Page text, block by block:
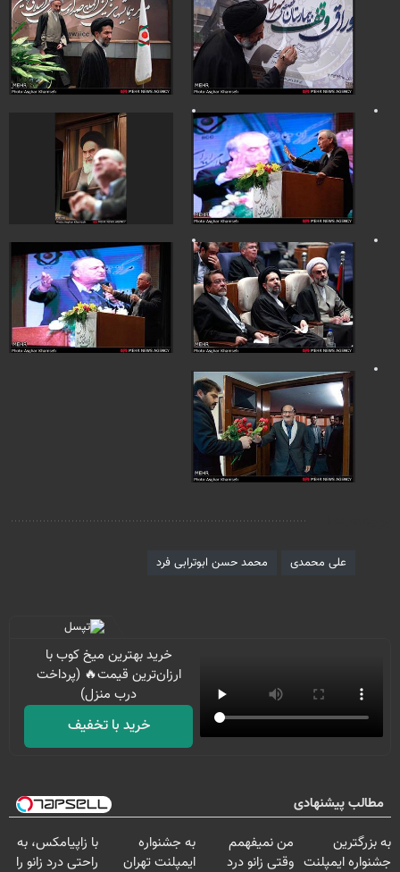
علی محمدی محمد حسن ابوترابی فرد
خرید بهترین میخ کوب با
ارزان‌ترین قیمت🔥 (پرداخت
درب منزل)
خرید با تخفیف
مطالب پیشنهادی
به بزرگترین
جشنواره ایمپلنت
من نمیفهمم
وقتی زانو درد
به جشنواره
ایمپلنت تهران
با زاپیامکس، به
راحتی درد زانو را